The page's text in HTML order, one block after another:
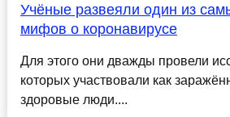
Учёные развеяли один из
мифов о коронавирусе
Для этого они дважды провели
которых участвовали как
здоровые люди....